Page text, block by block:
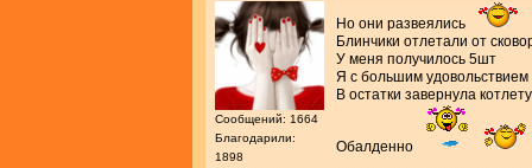
Сообщений: 1664
Благодарили:
1898
Но они развеялись
Блинчики отлетали от
У меня получилось 5шт
Я с большим удовольствием
В остатки завернула
Обалденно